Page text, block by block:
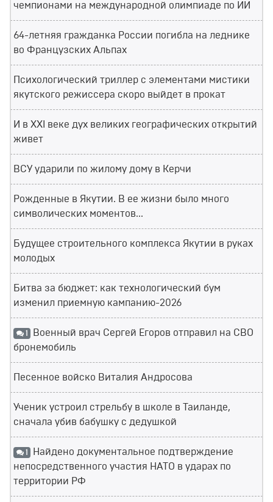
чемпионами на международной олимпиаде по ИИ
64-летняя гражданка России погибла на леднике
во Французских Альпах
Психологический триллер с элементами мистики
якутского режиссера скоро выйдет в прокат
И в XXI веке дух великих географических открытий
живет
ВСУ ударили по жилому дому в Керчи
Рожденные в Якутии. В ее жизни было много
символических моментов...
Будущее строительного комплекса Якутии в руках
молодых
Битва за бюджет: как технологический бум
изменил приемную кампанию-2026
1 Военный врач Сергей Егоров отправил на СВО
бронемобиль
Песенное войско Виталия Андросова
Ученик устроил стрельбу в школе в Таиланде,
сначала убив бабушку с дедушкой
1 Найдено документальное подтверждение
непосредственного участия НАТО в ударах по
территории РФ